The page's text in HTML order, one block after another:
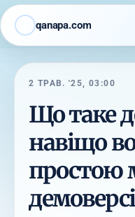
qanapa.com
2 ТРАВ. '25, 03:00
Що таке
навіщо
простою